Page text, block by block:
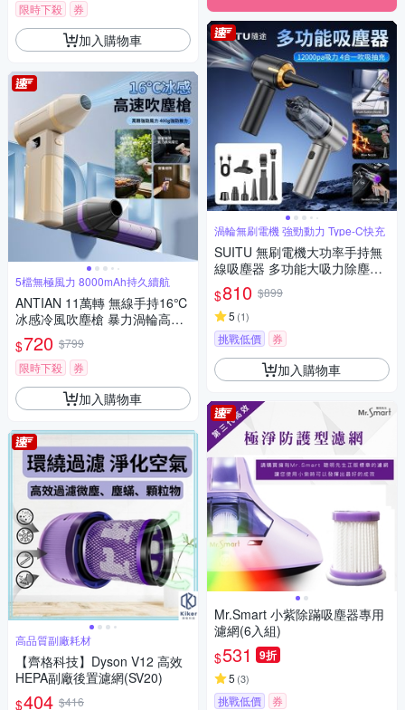
限時下殺 券
加入購物車
5檔無極風力 8000mAh持久續航
ANTIAN 11萬轉 無線手持16℃
冰感冷風吹塵槍 暴力渦輪高速
吹塵器 戶外烤肉生火吹氣泵
$720 $799
限時下殺
券
加入購物車
高品質副廠耗材
【齊格科技】Dyson V12 高效
HEPA副廠後置濾網(SV20)
$404 $416
渦輪無刷電機 強勁動力 Type-C快充
SUITU 無刷電機大功率手持無
線吸塵器 多功能大吸力除塵器
吹吸抽充車載吹塵器 吹氣機 家
車兩用
$810 $899
5 (1)
挑戰低價 券
加入購物車
Mr.Smart 小紫除蹣吸塵器專用
濾網(6入組)
$531 9折
5 (3)
挑戰低價 券